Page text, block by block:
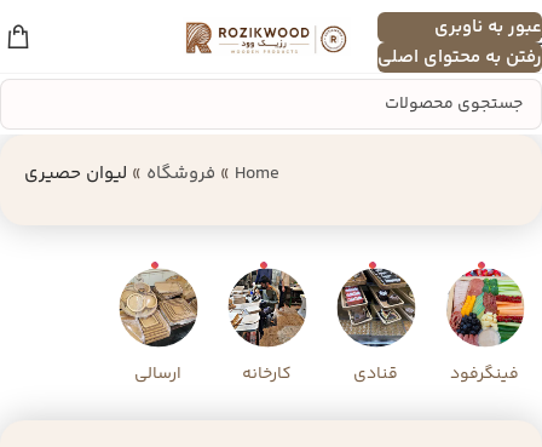
عبور به ناوبری
رفتن به محتوای اصلی
منو
Home
» فروشگاه » لیوان حصیری
فینگرفود قنادی کارخانه ارسالی